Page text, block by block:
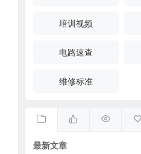
培训视频
电路速查
维修标准
最新文章